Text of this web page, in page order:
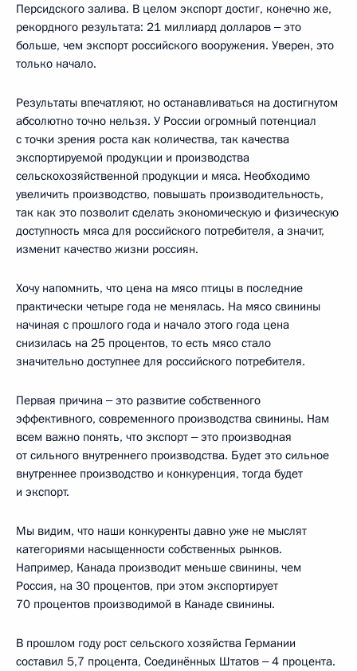
Персидского залива. В целом экспорт достиг, конечно же,
рекордного результата: 21 миллиард долларов ‒ это
больше, чем экспорт российского вооружения. Уверен, это
только начало.
Результаты впечатляют, но останавливаться на достигнутом
абсолютно точно нельзя. У России огромный потенциал
с точки зрения роста как количества, так качества
экспортируемой продукции и производства
сельскохозяйственной продукции и мяса. Необходимо
увеличить производство, повышать производительность,
так как это позволит сделать экономическую и физическую
доступность мяса для российского потребителя, а значит,
изменит качество жизни россиян.
Хочу напомнить, что цена на мясо птицы в последние
практически четыре года не менялась. На мясо свинины
начиная с прошлого года и начало этого года цена
снизилась на 25 процентов, то есть мясо стало
значительно доступнее для российского потребителя.
Первая причина ‒ это развитие собственного
эффективного, современного производства свинины. Нам
всем важно понять, что экспорт ‒ это производная
от сильного внутреннего производства. Будет это сильное
внутреннее производство и конкуренция, тогда будет
и экспорт.
Мы видим, что наши конкуренты давно уже не мыслят
категориями насыщенности собственных рынков.
Например, Канада производит меньше свинины, чем
Россия, на 30 процентов, при этом экспортирует
70 процентов производимой в Канаде свинины.
В прошлом году рост сельского хозяйства Германии
составил 5,7 процента, Соединённых Штатов ‒ 4 процента.